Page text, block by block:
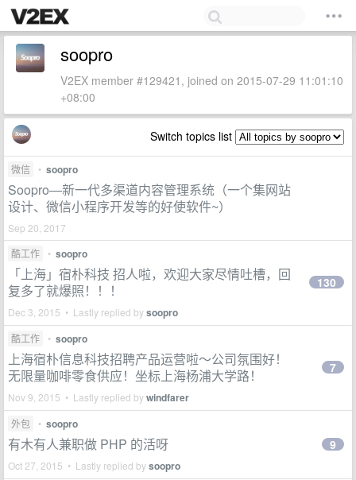
soopro
V2EX member #129421, joined on 2015-07-29 11:01:10
+08:00
Switch topics list
微信 • soopro
Soopro—新一代多渠道内容管理系统（一个集网站
设计、微信小程序开发等的好使软件~）
Sep 20, 2017
酷工作
• soopro
「上海」宿朴科技 招人啦，欢迎大家尽情吐槽，回
复多了就爆照！！！
Dec 3, 2015 • Lastly replied bysoopro
130
酷工作 • soopro
上海宿朴信息科技招聘产品运营啦～公司氛围好！
无限量咖啡零食供应！坐标上海杨浦大学路！
Nov 9, 2015 • Lastly replied bywindfarer
7
外包 • soopro
有木有人兼职做 PHP 的活呀
Oct 27, 2015 • Lastly replied bysoopro
9